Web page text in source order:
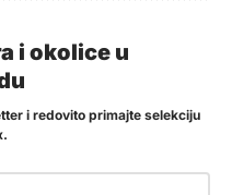
i okolice u
i redovito primajte selekciju